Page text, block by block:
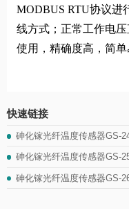
MODBUS RTU协议进
线方式；正常工作电
使用，精确度高，简单
快速链接
砷化镓光纤温度传感器GS-
砷化镓光纤温度传感器GS-
砷化镓光纤温度传感器GS-